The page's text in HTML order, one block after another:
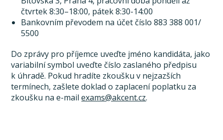
čtvrtek 8:30–18:00, pátek 8:30-14:00
Bankovním převodem na účet číslo 883 388 001/
5500
Do zprávy pro příjemce uveďte jméno kandidáta, jako
variabilní symbol uveďte číslo zaslaného předpisu
k úhradě. Pokud hradíte zkoušku v nejzazších
termínech, zašlete doklad o zaplacení poplatku za
zkoušku na e-mailexams@akcent.cz.